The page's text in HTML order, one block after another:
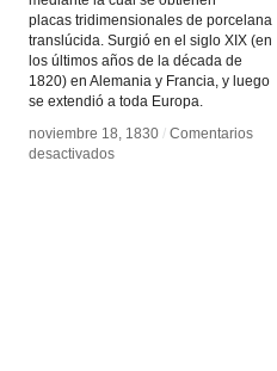
placas tridimensionales de porcelana
translúcida. Surgió en el siglo XIX (en
los últimos años de la década de
1820) en Alemania y Francia, y luego
se extendió a toda Europa.
noviembre 18, 1830 / Comentarios
desactivadosen
noviembre 18, 1830 / Comentarios
desactivadosen